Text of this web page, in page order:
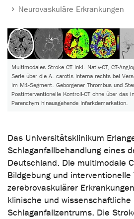
Neurovaskuläre Erkrankungen
Multimodales Stroke CT inkl. Nativ-CT, CT-
Serie über die A. carotis interna rechts bei
im M1-Segment. Geborgener Thrombus und
Postinterventionelle Kontroll-CT ohne über das
Parenchym hinausgehende Infarkdemarkation.
Das Universitätsklinikum
Schlaganfallbehandlung eines
Deutschland. Die multimodale
Bildgebung und interventionelle
zerebrovaskulärer
klinische und
Schlaganfallzentrums. Die